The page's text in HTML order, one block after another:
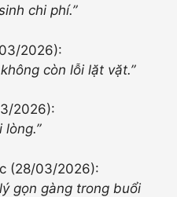
chi phí.”
2026):
còn lỗi lặt vặt.”
2026):
lòng.”
(28/03/2026):
gọn gàng trong buổi